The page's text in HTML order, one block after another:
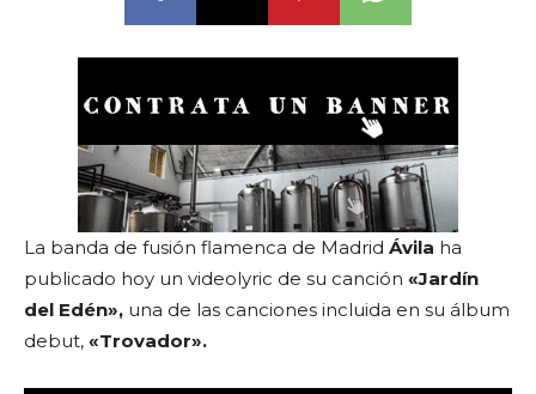
La banda de fusión flamenca de Madrid Ávila ha
publicado hoy un videolyric de su canción «Jardín
del Edén», una de las canciones incluida en su álbum
debut, «Trovador».